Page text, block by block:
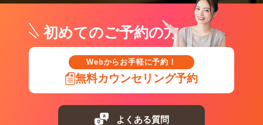
初めてのご予約の方
Webからお手軽に予約！
無料カウンセリング予約
よくある質問